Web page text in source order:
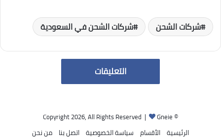
شركات الشحن شركات الشحن في السعودية
التعليقات
© Copyright 2026, All Rights Reserved |
Gneie
الرئيسية الأقسام سياسة الخصوصية اتصل بنا من نحن